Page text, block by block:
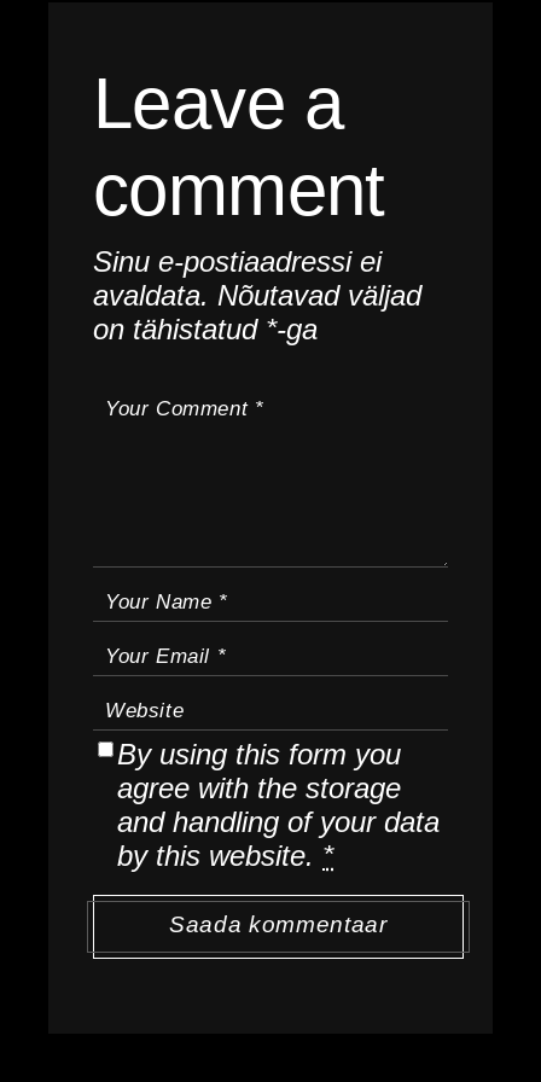
Leave a
comment
Sinu e-postiaadressi ei
avaldata. Nõutavad väljad
on tähistatud *-ga
By using this form you
agree with the storage
and handling of your data
by this website. *
Saada kommentaar